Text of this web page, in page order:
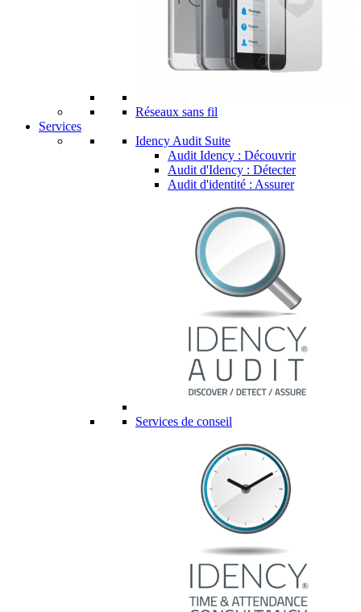
Réseaux sans fil
Services
Idency Audit Suite
Audit Idency : Découvrir
Audit d'Idency : Détecter
Audit d'identité : Assurer
Services de conseil